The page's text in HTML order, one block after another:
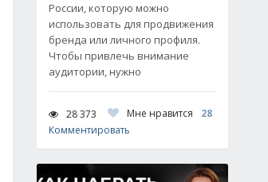
России, которую можно
использовать для продвижения
бренда или личного профиля.
Чтобы привлечь внимание
аудитории, нужно
28 373 Мне нравится
28
Комментировать